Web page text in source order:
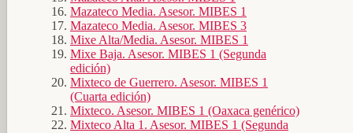
Mazateco Media. Asesor. MIBES 1
Mazateco Media. Asesor. MIBES 3
Mixe Alta/Media. Asesor. MIBES 1
Mixe Baja. Asesor. MIBES 1 (Segunda
edición)
Mixteco de Guerrero. Asesor. MIBES 1
(Cuarta edición)
Mixteco. Asesor. MIBES 1 (Oaxaca genérico)
Mixteco Alta 1. Asesor. MIBES 1 (Segunda